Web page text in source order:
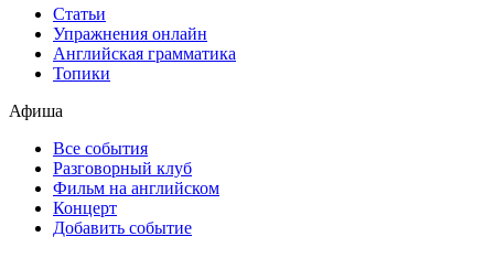
Статьи
Упражнения онлайн
Английская грамматика
Топики
Афиша
Все события
Разговорный клуб
Фильм на английском
Концерт
Добавить событие